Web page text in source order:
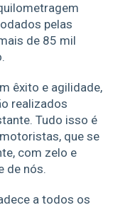
pelas
de 85 mil
êxito e agilidade,
realizados
Tudo isso é
que se
com zelo e
de nós.
a todos os